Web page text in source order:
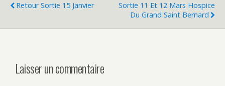
Retour Sortie 15 Janvier
Sortie 11 Et 12 Mars Hospice
Du Grand Saint Bernard
Laisser un commentaire